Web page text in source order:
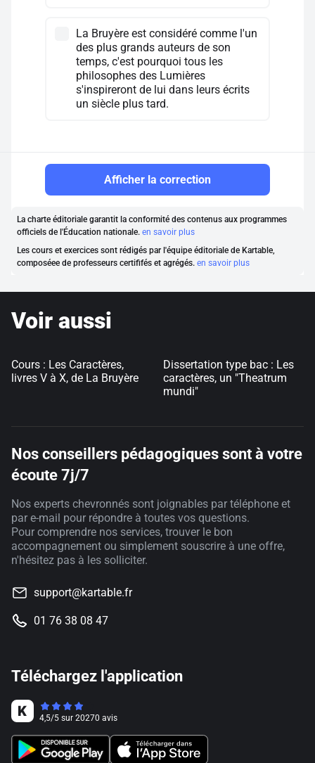
La Bruyère est considéré comme l'un
des plus grands auteurs de son
temps, c'est pourquoi tous les
philosophes des Lumières
s'inspireront de lui dans leurs écrits
un siècle plus tard.
Afficher la correction
La charte éditoriale garantit la conformité des contenus aux programmes
officiels de l'Éducation nationale. en savoir plus
Les cours et exercices sont rédigés par l'équipe éditoriale de Kartable,
composéee de professeurs certififés et agrégés. en savoir plus
Voir aussi
Cours : Les Caractères,
livres V à X, de La Bruyère
Dissertation type bac : Les
caractères, un "Theatrum
mundi"
Nos conseillers pédagogiques sont à votre
écoute 7j/7
Nos experts chevronnés sont joignables par téléphone et
par e-mail pour répondre à toutes vos questions.
Pour comprendre nos services, trouver le bon
accompagnement ou simplement souscrire à une offre,
n'hésitez pas à les solliciter.
support@kartable.fr
01 76 38 08 47
Téléchargez l'application
4,5/5 sur 20270 avis